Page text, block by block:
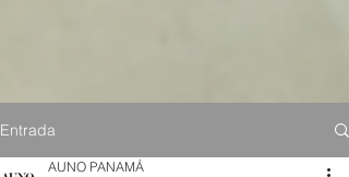
Entrada
AUNO PANAMÁ